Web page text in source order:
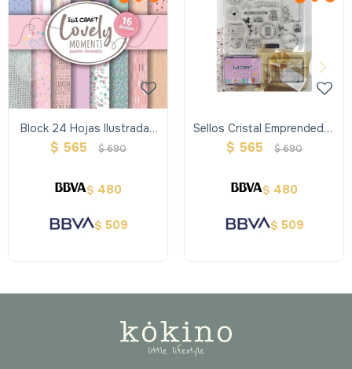
Block 24 Hojas Ilustradas
Doble Faz 16 Diseños-
$ 565 $690
$ 480
$ 509
Sellos Cristal Emprendedor
Ibi Craft
$ 565 $690
$ 480
$ 509